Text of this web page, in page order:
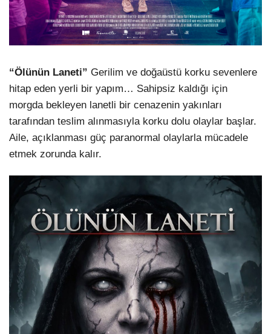
“Ölünün Laneti” Gerilim ve doğaüstü korku sevenlere
hitap eden yerli bir yapım… Sahipsiz kaldığı için
morgda bekleyen lanetli bir cenazenin yakınları
tarafından teslim alınmasıyla korku dolu olaylar başlar.
Aile, açıklanması güç paranormal olaylarla mücadele
etmek zorunda kalır.